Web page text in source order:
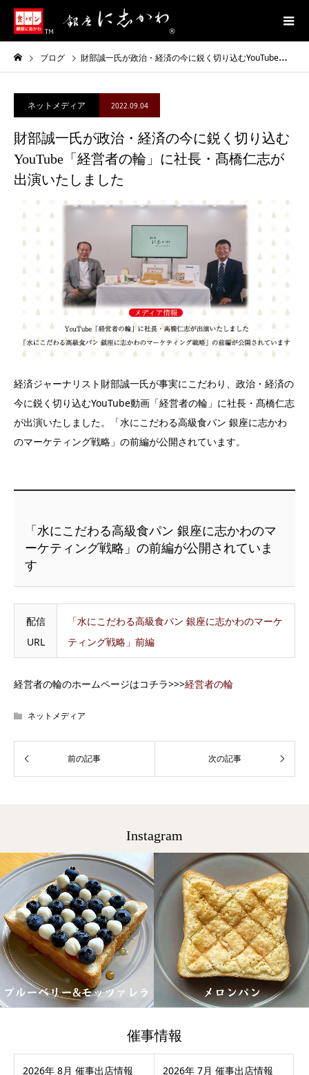
ブログ 財部誠一氏が政治・経済の今に鋭く切り込むYouTube「経営者の輪」に社長・髙橋仁志が出演いたしました
ネットメディア 2022.09.04
財部誠一氏が政治・経済の今に鋭く切り込む
YouTube「経営者の輪」に社長・髙橋仁志が
出演いたしました
経済ジャーナリスト財部誠一氏が事実にこだわり、政治・経済の
今に鋭く切り込むYouTube動画「経営者の輪」に社長・髙橋仁志
が出演いたしました。「水にこだわる高級食パン 銀座に志かわ
のマーケティング戦略」の前編が公開されています。
「水にこだわる高級食パン 銀座に志かわのマ
ーケティング戦略」の前編が公開されていま
す
配信
URL
「水にこだわる高級食パン 銀座に志かわのマーケ
ティング戦略」前編
経営者の輪のホームページはコチラ>>>経営者の輪
ネットメディア
Instagram
催事情報
2026年 8月 催事出店情報 2026年 7月 催事出店情報